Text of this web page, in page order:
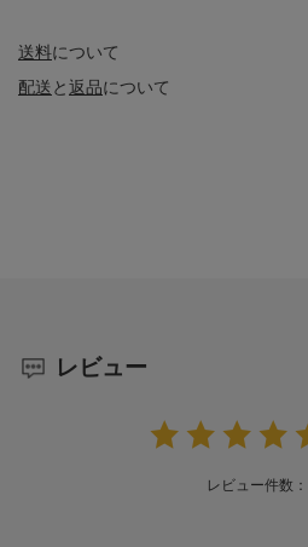
送料について
配送と返品について
レビュー
レビュー件数：